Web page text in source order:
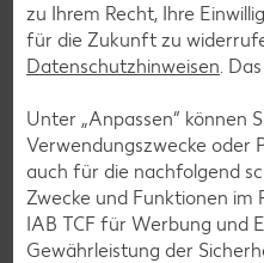
zu Ihrem Recht, Ihre
für die Zukunft zu
Datenschutzhinweisen .
Unter „Anpassen“ können
Verwendungszwecke oder
auch für die nachfolgend
Zwecke und Funktionen im
IAB TCF für Werbung und
Gewährleistung der